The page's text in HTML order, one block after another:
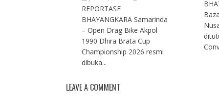
REPORTASE
BHAYANGKARA Samarinda
– Open Drag Bike Akpol
1990 Dhira Brata Cup
Championship 2026 resmi
dibuka...
LEAVE A COMMENT